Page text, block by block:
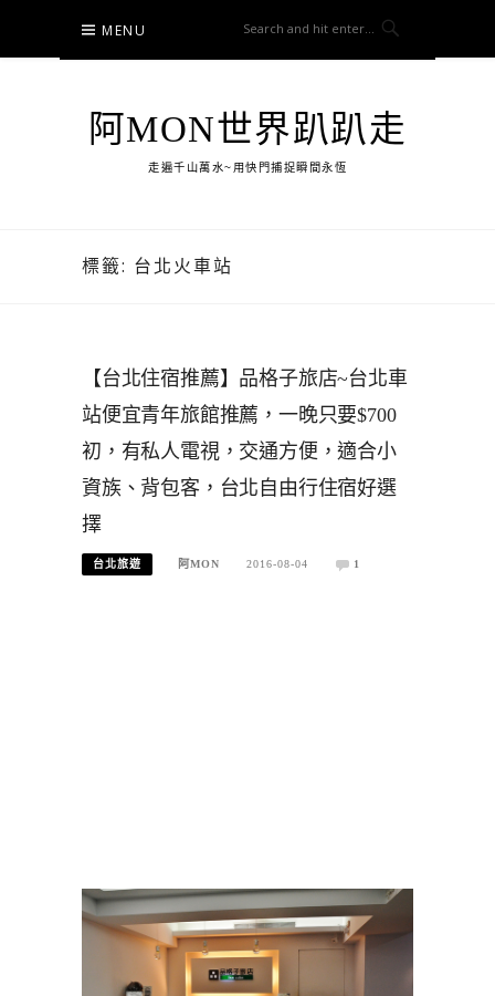
content
MENU
阿MON世界趴趴走
走遍千山萬水~用快門捕捉瞬間永恆
標籤: 台北火車站
【台北住宿推薦】品格子旅店~台北車
站便宜青年旅館推薦，一晚只要$700
初，有私人電視，交通方便，適合小
資族、背包客，台北自由行住宿好選
擇
台北旅遊 阿MON 2016-08-04 1